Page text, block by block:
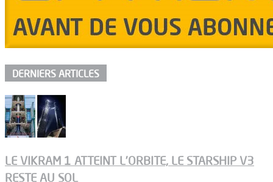
DERNIERS ARTICLES
LE VIKRAM 1 ATTEINT L’ORBITE, LE STARSHIP V3
RESTE AU SOL